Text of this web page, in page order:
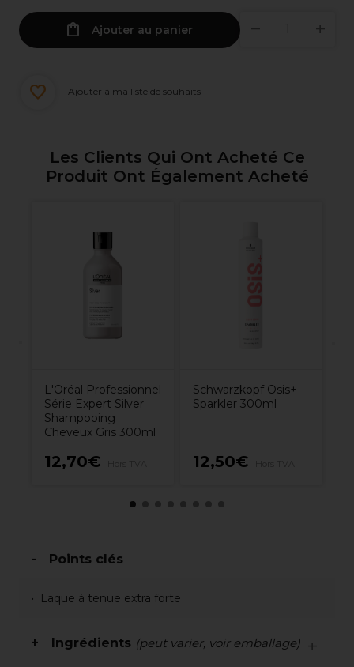
Ajouter au panier
Ajouter à ma liste de souhaits
Les Clients Qui Ont Acheté Ce
Produit Ont Également Acheté
L'Oréal Professionnel
Série Expert Silver
Shampooing
Cheveux Gris 300ml
12,70€
Schwarzkopf Osis+
Sparkler 300ml
12,50€
Points clés
Laque à tenue extra forte
Ingrédients (peut varier, voir emballage)